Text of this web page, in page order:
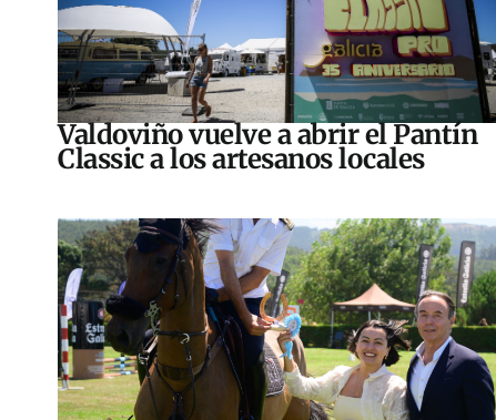
Valdoviño vuelve a abrir el Pantín
Classic a los artesanos locales